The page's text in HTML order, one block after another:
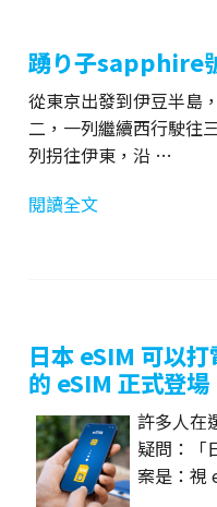
踴り子sapphire
從東京出發到伊豆半島
二，一列繼續西行駛往
列拐往伊東，沿 …
閱讀全文
日本 eSIM 可以
的 eSIM 正式登場
許多人在
疑問：「
案是：視